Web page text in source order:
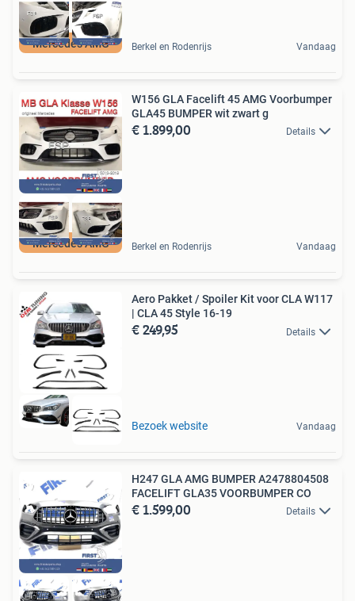
Mercedes AMG Berkel en Rodenrijs Vandaag
Mercedes AMG
W156 GLA Facelift 45 AMG Voorbumper
GLA45 BUMPER wit zwart g
€ 1.899,00 Details
Berkel en Rodenrijs Vandaag
Aero Pakket / Spoiler Kit voor CLA W117
| CLA 45 Style 16-19
€ 249,95 Details
Bezoek website Vandaag
H247 GLA AMG BUMPER A2478804508
FACELIFT GLA35 VOORBUMPER CO
€ 1.599,00 Details